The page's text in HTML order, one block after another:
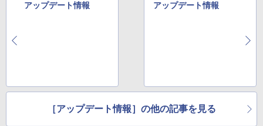
アップデート情報 アップデート情報
［アップデート情報］の他の記事を見る